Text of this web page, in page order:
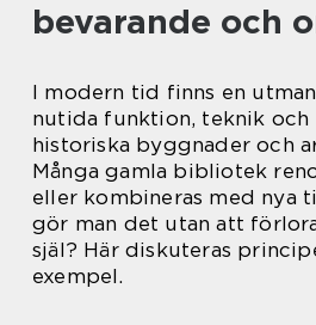
bevarande och
I modern tid finns en
nutida funktion, teknik och
historiska byggnader och
Många gamla bibliotek
eller kombineras med nya
gör man det utan att
själ? Här diskuteras
exempel.